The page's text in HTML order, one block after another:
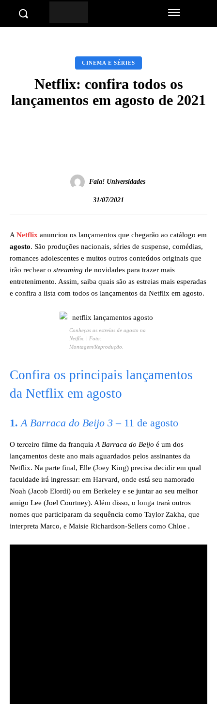
CINEMA E SÉRIES
Netflix: confira todos os
lançamentos em agosto de 2021
Fala! Universidades
31/07/2021
A Netflix anunciou os lançamentos que chegarão ao catálogo em
agosto. São produções nacionais, séries de suspense, comédias,
romances adolescentes e muitos outros conteúdos originais que
irão rechear o streaming de novidades para trazer mais
entretenimento. Assim, saiba quais são as estreias mais esperadas
e confira a lista com todos os lançamentos da Netflix em agosto.
Conheças as estreias de agosto na
Netflix. | Foto:
Montagem/Reprodução.
Confira os principais lançamentos
da Netflix em agosto
1. A Barraca do Beijo 3 – 11 de agosto
O terceiro filme da franquia A Barraca do Beijo é um dos
lançamentos deste ano mais aguardados pelos assinantes da
Netflix. Na parte final, Elle (Joey King) precisa decidir em qual
faculdade irá ingressar: em Harvard, onde está seu namorado
Noah (Jacob Elordi) ou em Berkeley e se juntar ao seu melhor
amigo Lee (Joel Courtney). Além disso, o longa trará outros
nomes que participaram da sequência como Taylor Zakha, que
interpreta Marco, e Maisie Richardson-Sellers como Chloe .